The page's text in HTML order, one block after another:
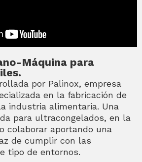
Máquina para
por Palinox, empresa
en la fabricación de
industria alimentaria. Una
para ultracongelados, en la
colaborar aportando una
de cumplir con las
tipo de entornos.